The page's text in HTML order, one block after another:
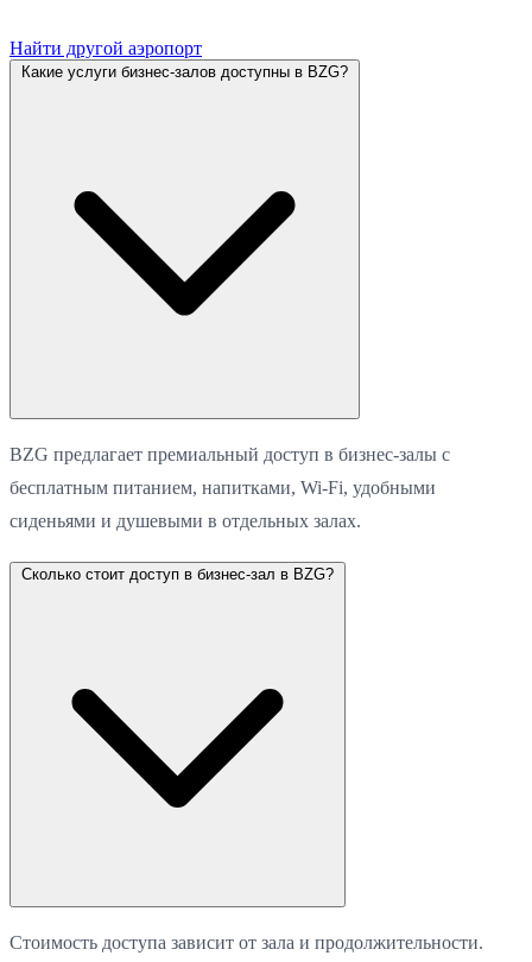
Найти другой аэропорт
Какие услуги бизнес-залов доступны в BZG?
BZG предлагает премиальный доступ в бизнес-залы с
бесплатным питанием, напитками, Wi-Fi, удобными
сиденьями и душевыми в отдельных залах.
Сколько стоит доступ в бизнес-зал в BZG?
Стоимость доступа зависит от зала и продолжительности.